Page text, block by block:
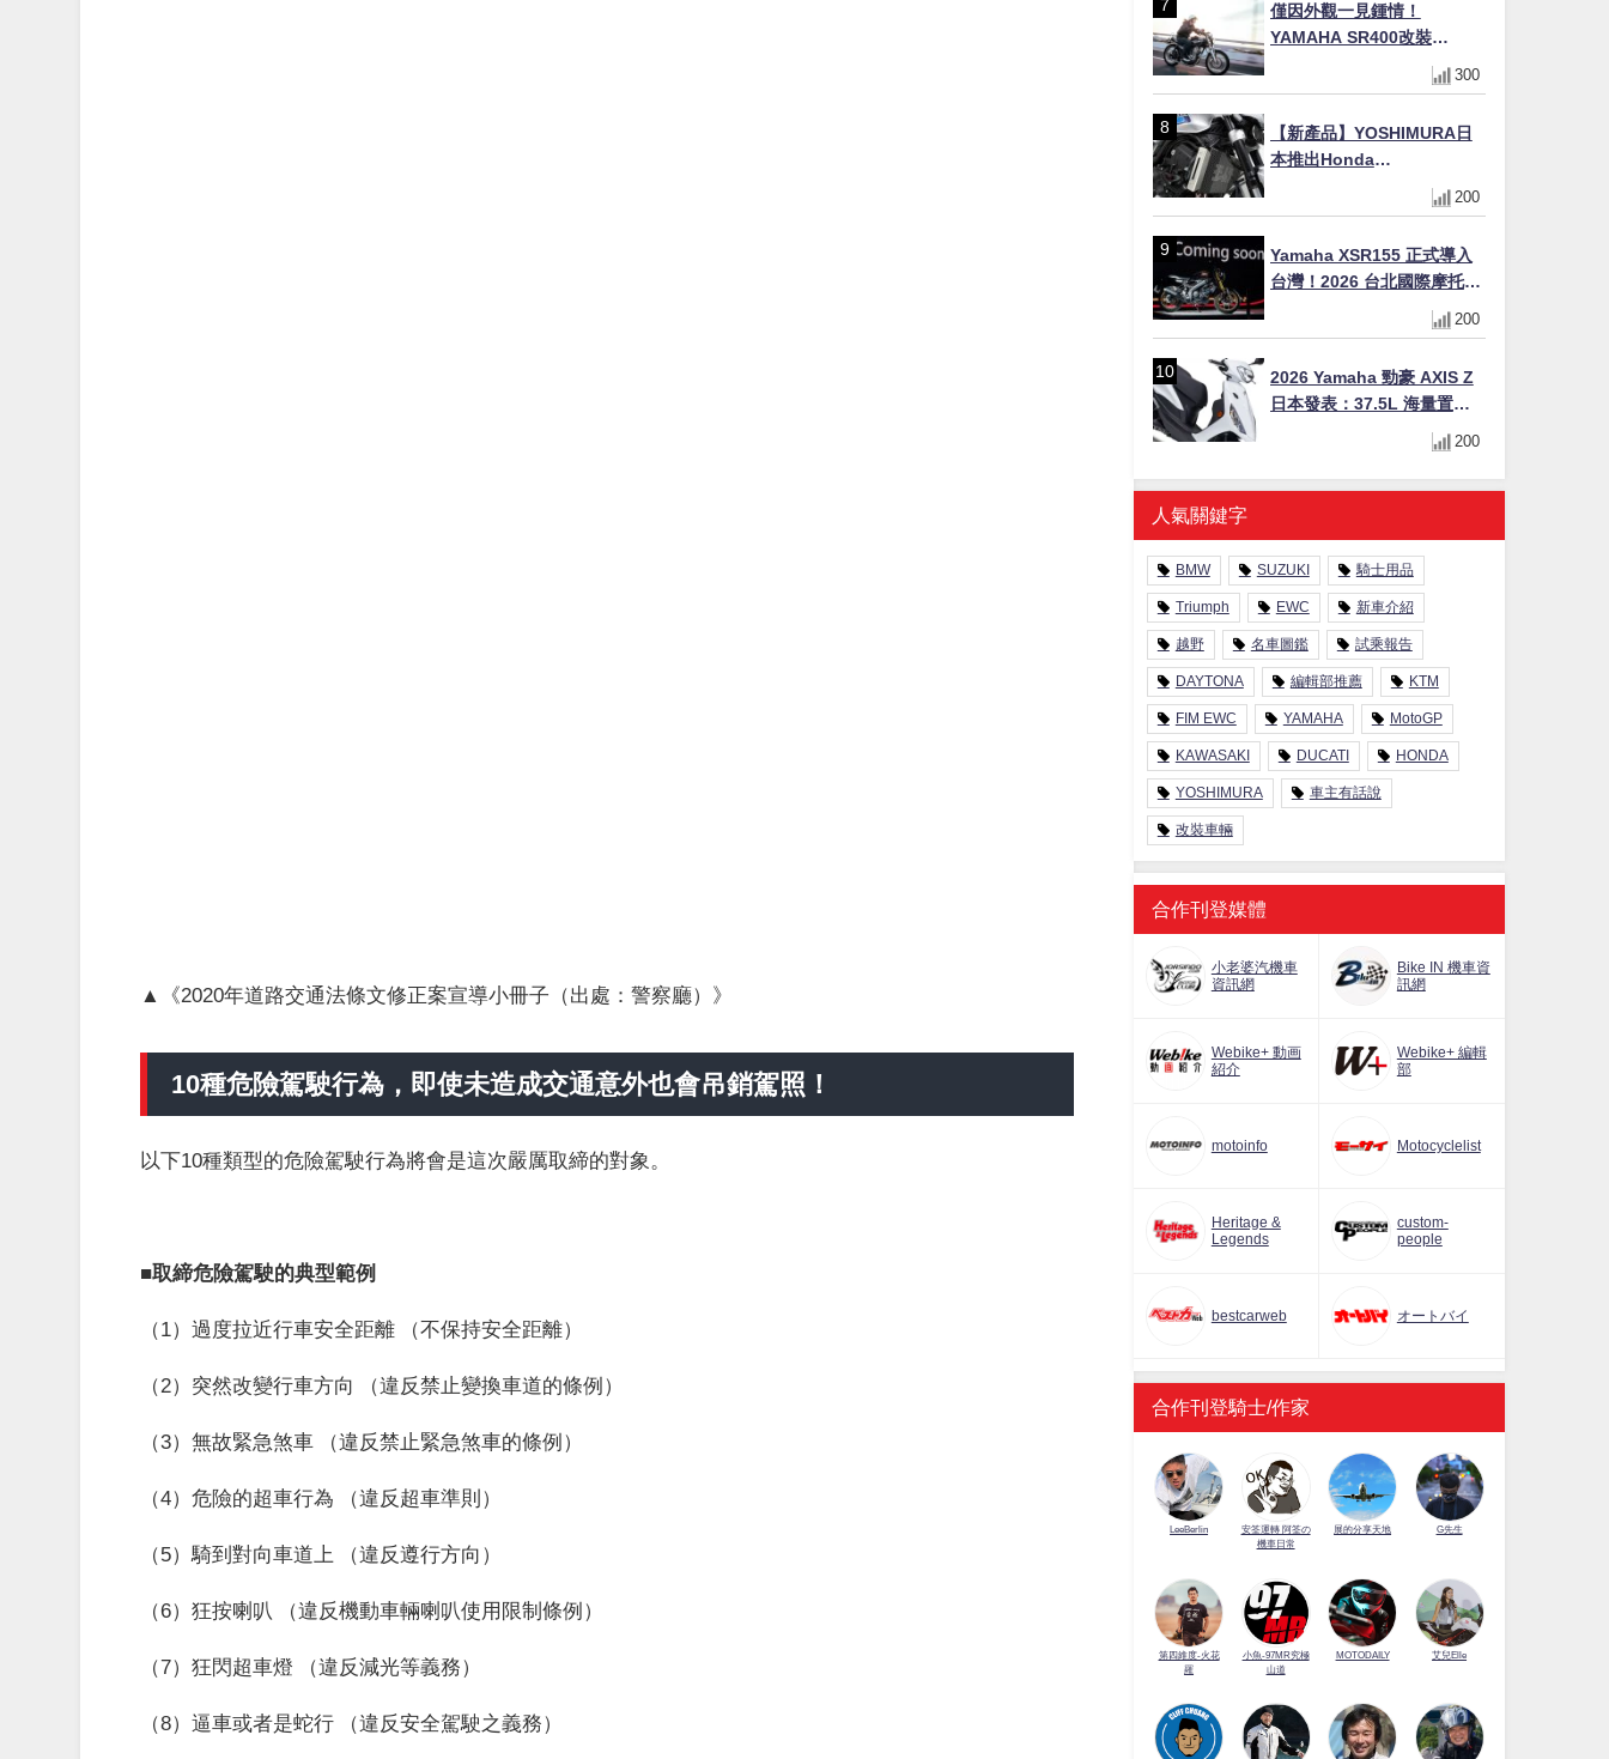
▲《2020年道路交通法條文修正案宣導小冊子（出處：警察廳）》
10種危險駕駛行為，即使未造成交通意外也會吊銷駕照！
以下10種類型的危險駕駛行為將會是這次嚴厲取締的對象。
■取締危險駕駛的典型範例
（1）過度拉近行車安全距離 （不保持安全距離）
（2）突然改變行車方向 （違反禁止變換車道的條例）
（3）無故緊急煞車 （違反禁止緊急煞車的條例）
（4）危險的超車行為 （違反超車準則）
（5）騎到對向車道上 （違反遵行方向）
（6）狂按喇叭 （違反機動車輛喇叭使用限制條例）
（7）狂閃超車燈 （違反減光等義務）
（8）逼車或者是蛇行 （違反安全駕駛之義務）
僅因外觀一見鍾情！
YAMAHA SR400改裝
Tracker風格｜ 女車主的機車
人生蛻變記
300
【新產品】YOSHIMURA日
本推出Honda
CB1000F/CB1000 HORNET
專用水箱護網，六角網紋設
200
Yamaha XSR155 正式導入
台灣！2026 台北國際摩托車
展亮相，70 週年紀念版
YZF-R 系列限量追加販售
200
2026 Yamaha 勁豪 AXIS Z
日本發表：37.5L 海量置物
箱與51.9 km/L 極致油耗，
200
人氣關鍵字
BMW SUZUKI 騎士用品
Triumph EWC 新車介紹
越野 名車圖鑑 試乘報告
DAYTONA 編輯部推薦 KTM
FIM EWC YAMAHA MotoGP
KAWASAKI DUCATI HONDA
YOSHIMURA 車主有話說
改裝車輛
合作刊登媒體
小老婆汽機車
資訊網
Bike IN 機車資
訊網
Webike+ 動画
紹介
Webike+ 編輯
部
motoinfo Motocyclelist
Heritage &
Legends
custom-
people
bestcarweb オートバイ
合作刊登騎士/作家
LeeBerlin
安筌運轉 阿筌の
機車日常
展的分享天地 G先生
第四維度-火花
羅
小魚-97MR究極
山道
MOTODAILY 艾兒Elle